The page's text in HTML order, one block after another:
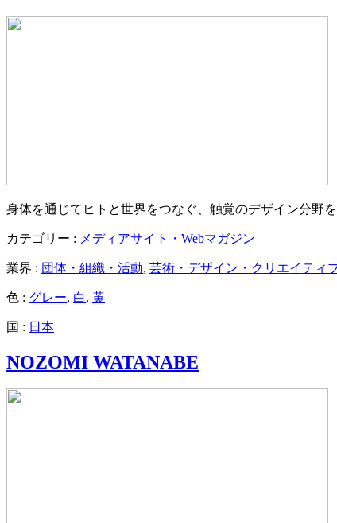
身体を通じてヒトと世界をつなぐ、触覚のデザイン分野
カテゴリー : メディアサイト・Webマガジン
業界 : 団体・組織・活動, 芸術・デザイン・クリエイティ
色 : グレー, 白, 黄
国 : 日本
NOZOMI WATANABE